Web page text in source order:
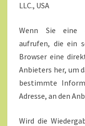
LLC., USA
Wenn Sie eine
aufrufen, die ein
Browser eine
Anbieters her, um
bestimmte
Adresse, an den
Wird die